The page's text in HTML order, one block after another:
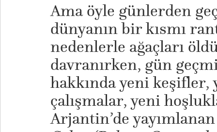
Ama öyle günlerden
dünyanın bir kısmı
nedenlerle ağaçları
davranırken, gün
hakkında yeni
çalışmalar, yeni
Arjantin’de